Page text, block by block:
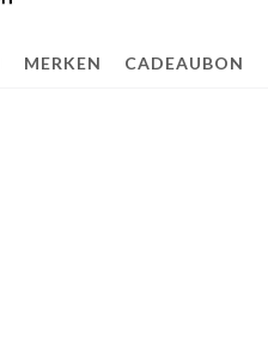
MERKEN CADEAUBON